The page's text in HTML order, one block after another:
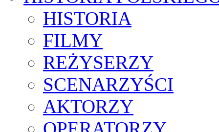
HISTORIA
FILMY
REŻYSERZY
SCENARZYŚCI
AKTORZY